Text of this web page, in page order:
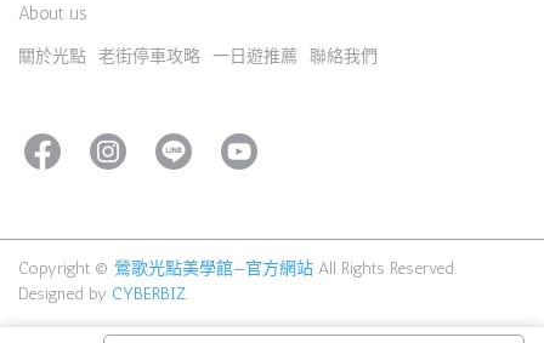
About us
關於光點 老街停車攻略 一日遊推薦 聯絡我們
Copyright © 鶯歌光點美學館—官方網站 All Rights Reserved.
Designed by CYBERBIZ.